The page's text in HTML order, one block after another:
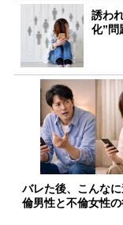
誘わ
化”問
バレた後、こんな
倫男性と不倫女性